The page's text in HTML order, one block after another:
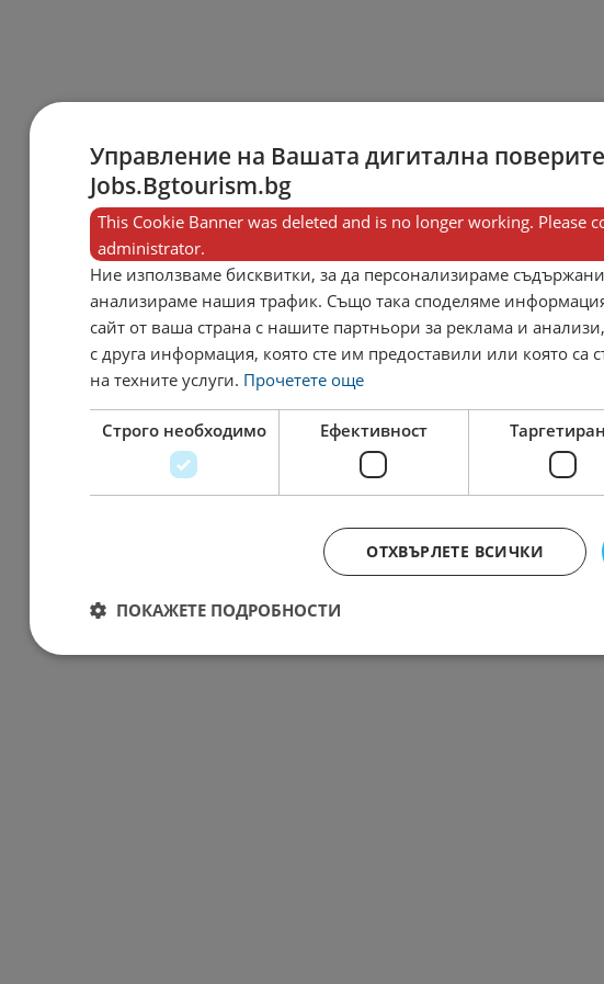
Управление на Вашата дигитална
Jobs.Bgtourism.bg
This Cookie Banner was deleted and is no longer working. Please
administrator.
Ние използваме бисквитки, за да персонализираме
анализираме нашия трафик. Също така споделяме
сайт от ваша страна с нашите партньори за реклама и
с друга информация, която сте им предоставили или която са
на техните услуги. Прочетете още
Строго необходимо Ефективност
ОТХВЪРЛЕТЕ ВСИЧКИ
ПОКАЖЕТЕ ПОДРОБНОСТИ